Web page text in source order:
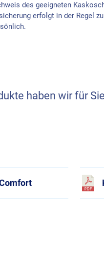
des geeigneten
erfolgt in der Regel
haben wir für